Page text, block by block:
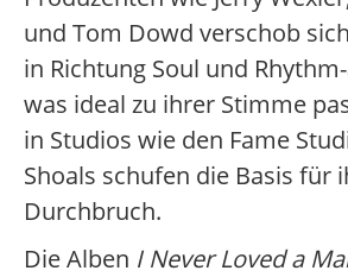
und Tom Dowd verschob
in Richtung Soul und
was ideal zu ihrer Stimme
in Studios wie den Fame
Shoals schufen die Basis für
Durchbruch.
Die Alben I Never Loved a